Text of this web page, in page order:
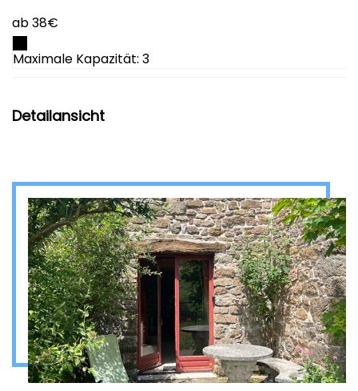
ab 38€
Maximale Kapazität: 3
Detailansicht